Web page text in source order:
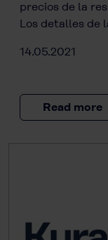
precios de la
Los detalles de
14.05.2021
Read more